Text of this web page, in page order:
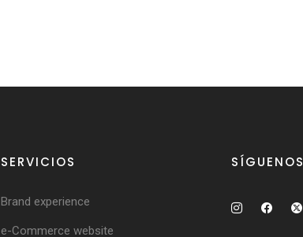
SERVICIOS
Brand experience
e-Commerce website
SÍGUENOS